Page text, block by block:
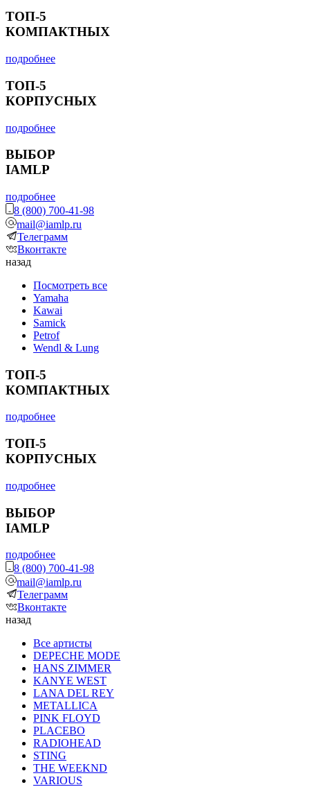
ТОП-5
КОМПАКТНЫХ
подробнее
ТОП-5
КОРПУСНЫХ
подробнее
ВЫБОР
IAMLP
подробнее
8 (800) 700-41-98
mail@iamlp.ru
Телеграмм
Вконтакте
назад
Посмотреть все
Yamaha
Kawai
Samick
Petrof
Wendl & Lung
ТОП-5
КОМПАКТНЫХ
подробнее
ТОП-5
КОРПУСНЫХ
подробнее
ВЫБОР
IAMLP
подробнее
8 (800) 700-41-98
mail@iamlp.ru
Телеграмм
Вконтакте
назад
Все артисты
DEPECHE MODE
HANS ZIMMER
KANYE WEST
LANA DEL REY
METALLICA
PINK FLOYD
PLACEBO
RADIOHEAD
STING
THE WEEKND
VARIOUS